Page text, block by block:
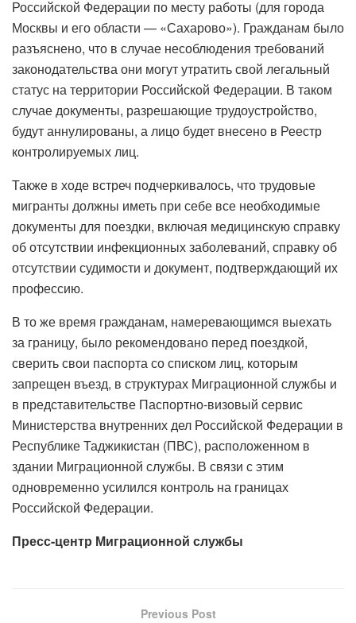
Российской Федерации по месту работы (для города
Москвы и его области — «Сахарово»). Гражданам было
разъяснено, что в случае несоблюдения требований
законодательства они могут утратить свой легальный
статус на территории Российской Федерации. В таком
случае документы, разрешающие трудоустройство,
будут аннулированы, а лицо будет внесено в Реестр
контролируемых лиц.
Также в ходе встреч подчеркивалось, что трудовые
мигранты должны иметь при себе все необходимые
документы для поездки, включая медицинскую справку
об отсутствии инфекционных заболеваний, справку об
отсутствии судимости и документ, подтверждающий их
профессию.
В то же время гражданам, намеревающимся выехать
за границу, было рекомендовано перед поездкой,
сверить свои паспорта со списком лиц, которым
запрещен въезд, в структурах Миграционной службы и
в представительстве Паспортно-визовый сервис
Министерства внутренних дел Российской Федерации в
Республике Таджикистан (ПВС), расположенном в
здании Миграционной службы. В связи с этим
одновременно усилился контроль на границах
Российской Федерации.
Пресс-центр Миграционной службы
Previous Post